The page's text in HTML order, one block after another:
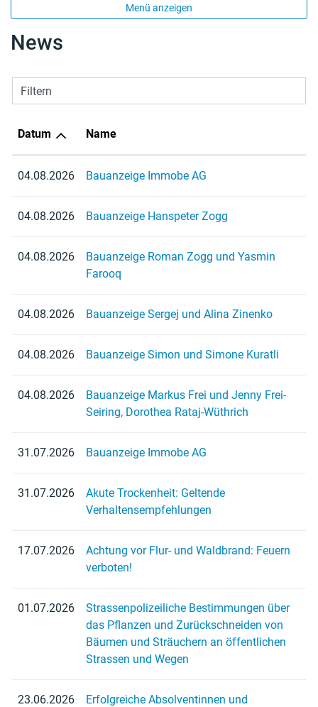
Menü anzeigen
News
Filtern
Datum Name
04.08.2026 Bauanzeige Immobe AG
04.08.2026 Bauanzeige Hanspeter Zogg
04.08.2026
Bauanzeige Roman Zogg und Yasmin
Farooq
04.08.2026 Bauanzeige Sergej und Alina Zinenko
04.08.2026 Bauanzeige Simon und Simone Kuratli
04.08.2026
Bauanzeige Markus Frei und Jenny Frei-
Seiring, Dorothea Rataj-Wüthrich
31.07.2026 Bauanzeige Immobe AG
31.07.2026
Akute Trockenheit: Geltende
Verhaltensempfehlungen
17.07.2026
Achtung vor Flur- und Waldbrand: Feuern
verboten!
01.07.2026
Strassenpolizeiliche Bestimmungen über
das Pflanzen und Zurückschneiden von
Bäumen und Sträuchern an öffentlichen
Strassen und Wegen
23.06.2026
Erfolgreiche Absolventinnen und